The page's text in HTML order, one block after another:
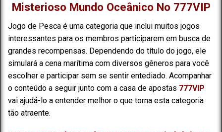
Misterioso Mundo Oceânico No 777VIP
Jogo de Pesca é uma categoria que inclui muitos jogos
interessantes para os membros participarem em busca de
grandes recompensas. Dependendo do título do jogo, ele
simulará a cena marítima com diversos gêneros para você
escolher e participar sem se sentir entediado. Acompanhar
o conteúdo a seguir junto com a casa de apostas 777VIP
vai ajudá-lo a entender melhor o que torna esta categoria
tão atraente.